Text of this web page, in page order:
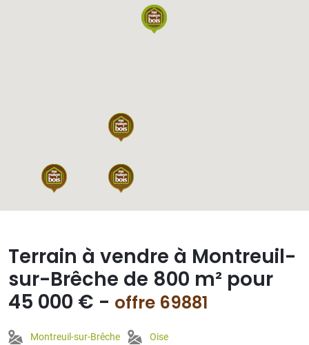
Terrain à vendre à Montreuil-
sur-Brêche de 800 m² pour
45 000 € - offre 69881
Montreuil-sur-Brêche Oise